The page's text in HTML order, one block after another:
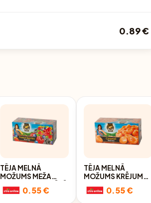
0.89 €
TĒJA MELNĀ
MOŽUMS MEŽA
OGU AROMATIZĒTĀ
20X1.5G0.55 €
TĒJA MELNĀ
MOŽUMS KRĒJUMA
KARAMEĻU
AROMATIZĒTĀ
0.55 €